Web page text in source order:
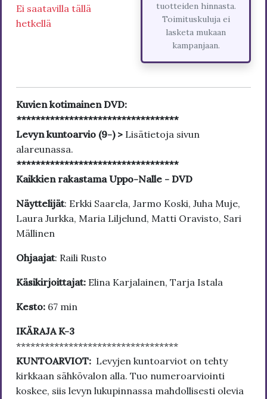
Ei saatavilla tällä
hetkellä
tuotteiden hinnasta.
Toimituskuluja ei
lasketa mukaan
kampanjaan.
Kuvien kotimainen DVD:
**********************************
Levyn kuntoarvio (9-) > Lisätietoja sivun
alareunassa.
**********************************
Kaikkien rakastama Uppo-Nalle - DVD
Näyttelijät: Erkki Saarela, Jarmo Koski, Juha Muje,
Laura Jurkka, Maria Liljelund, Matti Oravisto, Sari
Mällinen
Ohjaajat: Raili Rusto
Käsikirjoittajat: Elina Karjalainen, Tarja Istala
Kesto: 67 min
IKÄRAJA K-3
**********************************
KUNTOARVIOT: Levyjen kuntoarviot on tehty
kirkkaan sähkövalon alla. Tuo numeroarviointi
koskee, siis levyn lukupinnassa mahdollisesti olevia